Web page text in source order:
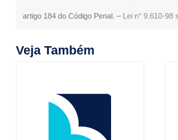
artigo 184 do Código Penal. – Lei n° 9.610-98
Veja Também